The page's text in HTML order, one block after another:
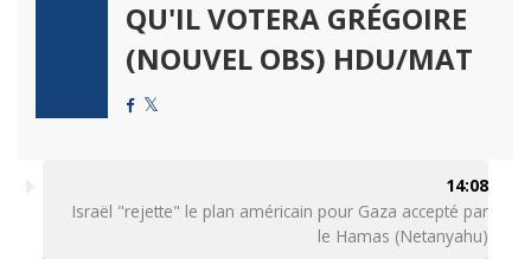
QU'IL VOTERA GRÉGOIRE
(NOUVEL OBS) HDU/MAT
14:08
Israël "rejette" le plan américain pour Gaza accepté par
le Hamas (Netanyahu)